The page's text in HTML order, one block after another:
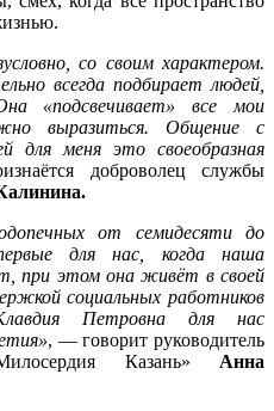
со своим характером.
всегда подбирает людей,
«подсвечивает» все мои
выразиться. Общение с
для меня это своеобразная
доброволец службы
от семидесяти до
для нас, когда наша
при этом она живёт в своей
социальных работников
Петровна для нас
, — говорит руководитель
Казань» Анна